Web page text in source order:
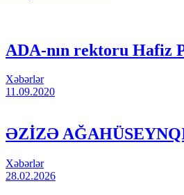
ADA-nın rektoru Hafiz
Xəbərlər
11.09.2020
ƏZİZƏ
Xəbərlər
28.02.2026